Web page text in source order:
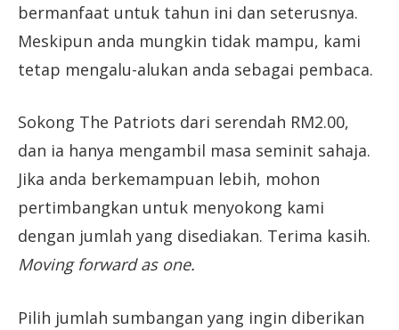
bermanfaat untuk tahun ini dan seterusnya.
Meskipun anda mungkin tidak mampu, kami
tetap mengalu-alukan anda sebagai pembaca.
Sokong The Patriots dari serendah RM2.00,
dan ia hanya mengambil masa seminit sahaja.
Jika anda berkemampuan lebih, mohon
pertimbangkan untuk menyokong kami
dengan jumlah yang disediakan. Terima kasih.
Moving forward as one.
Pilih jumlah sumbangan yang ingin diberikan